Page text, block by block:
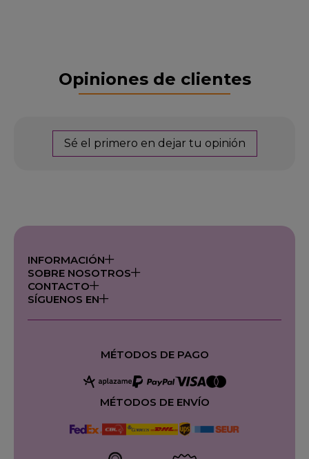
Opiniones de clientes
Sé el primero en dejar tu opinión
INFORMACIÓN
SOBRE NOSOTROS
CONTACTO
SÍGUENOS EN
MÉTODOS DE PAGO
MÉTODOS DE ENVÍO